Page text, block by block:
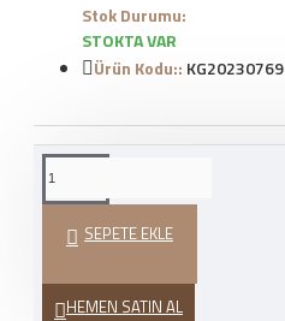
Stok Durumu:
STOKTA VAR
Ürün Kodu:: KG20230769
SEPETE EKLE
HEMEN SATIN AL
VER
HEDIYE PAKETI